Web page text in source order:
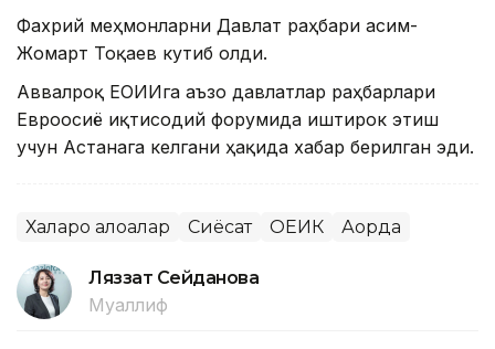
Фахрий меҳмонларни Давлат раҳбари Қасим-
Жомарт Тоқаев кутиб олди.
Аввалроқ ЕОИИга аъзо давлатлар раҳбарлари
Евроосиё иқтисодий форумида иштирок этиш
учун Астанага келгани ҳақида хабар берилган эди.
Халқаро алоқалар Сиёсат ОЕИК Ақорда
Ляззат Сейданова
Муаллиф